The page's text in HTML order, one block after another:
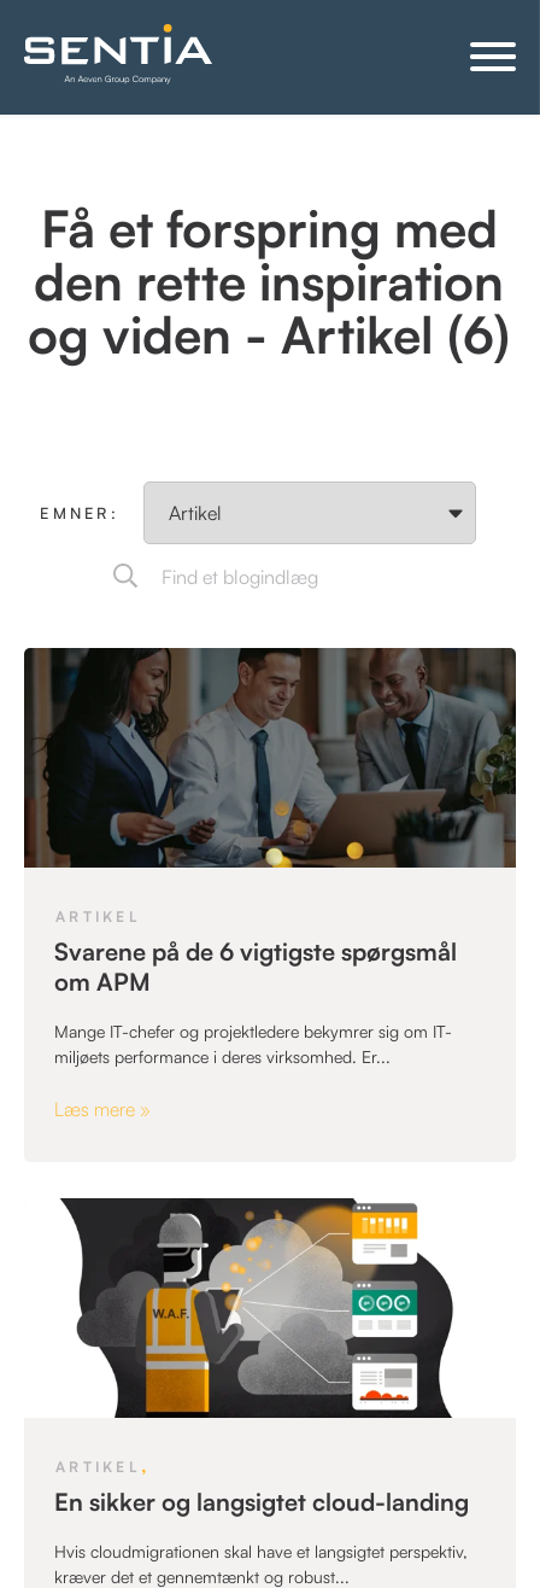
Få et forspring med
den rette inspiration
og viden - Artikel (6)
EMNER:
ARTIKEL
Svarene på de 6 vigtigste spørgsmål
om APM
Mange IT-chefer og projektledere bekymrer sig om IT-
miljøets performance i deres virksomhed. Er...
Læs mere »
ARTIKEL ,
En sikker og langsigtet cloud-landing
Hvis cloudmigrationen skal have et langsigtet perspektiv,
kræver det et gennemtænkt og robust...